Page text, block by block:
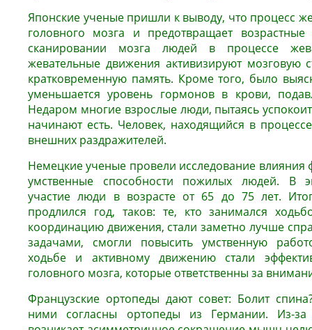
Японские ученые пришли к выводу, что процесс
головного мозга и предотвращает
сканировании мозга людей в процессе
жевательные движения активизируют мозговую
кратковременную память. Кроме того, было
уменьшается уровень гормонов в крови,
Недаром многие взрослые люди, пытаясь
начинают есть. Человек, находящийся в
внешних раздражителей.
Немецкие ученые провели исследование влияния
умственные способности пожилых людей. В
участие люди в возрасте от 65 до 75 лет.
продлился год, таков: те, кто занимался
координацию движения, стали заметно лучше
задачами, смогли повысить умственную
ходьбе и активному движению стали
головного мозга, которые ответственны за
Французские ортопеды дают совет: Болит
ними согласны ортопеды из Германии. Из-за